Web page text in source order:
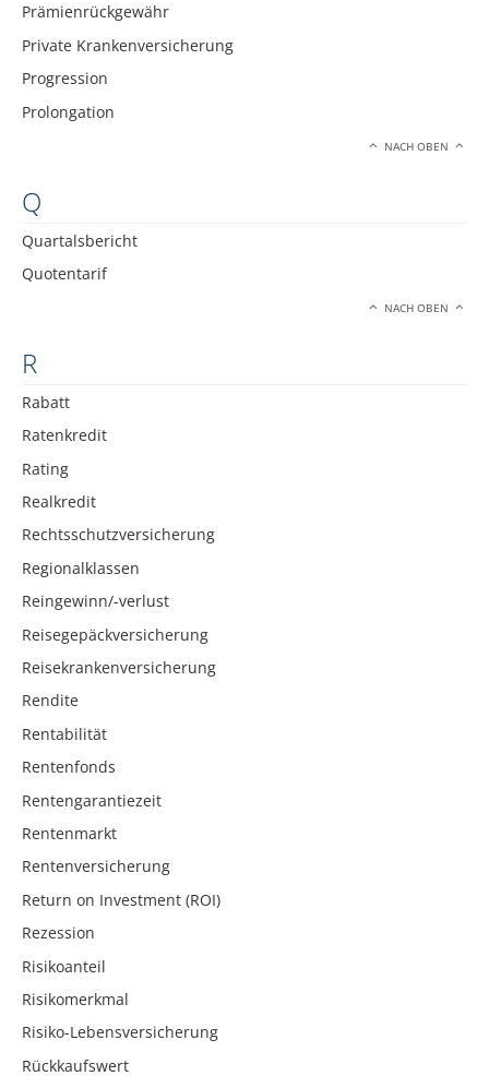
Prämienrückgewähr
Private Krankenversicherung
Progression
Prolongation
NACH OBEN
Q
Quartalsbericht
Quotentarif
NACH OBEN
R
Rabatt
Ratenkredit
Rating
Realkredit
Rechtsschutzversicherung
Regionalklassen
Reingewinn/-verlust
Reisegepäckversicherung
Reisekrankenversicherung
Rendite
Rentabilität
Rentenfonds
Rentengarantiezeit
Rentenmarkt
Rentenversicherung
Return on Investment (ROI)
Rezession
Risikoanteil
Risikomerkmal
Risiko-Lebensversicherung
Rückkaufswert